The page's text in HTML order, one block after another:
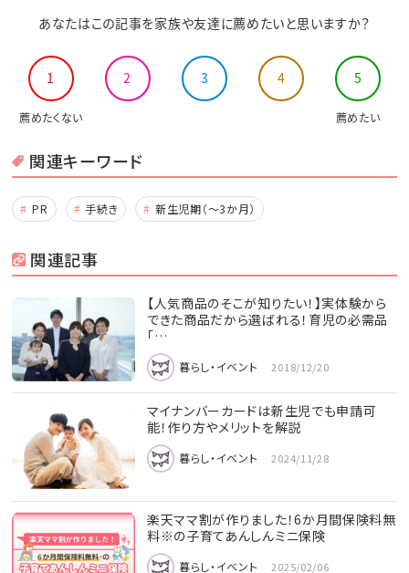
あなたはこの記事を家族や友達に薦めたいと思いますか？
1 2 3 4 5
薦めたくない 薦めたい
関連キーワード
PR 手続き 新生児期（～3か月）
関連記事
【人気商品のそこが知りたい！】実体験から
できた商品だから選ばれる！育児の必需品
「…
暮らし・イベント 2018/12/20
マイナンバーカードは新生児でも申請可
能！作り方やメリットを解説
暮らし・イベント 2024/11/28
楽天ママ割が作りました！6か月間保険料無
料※の子育てあんしんミニ保険
暮らし・イベント 2025/02/06